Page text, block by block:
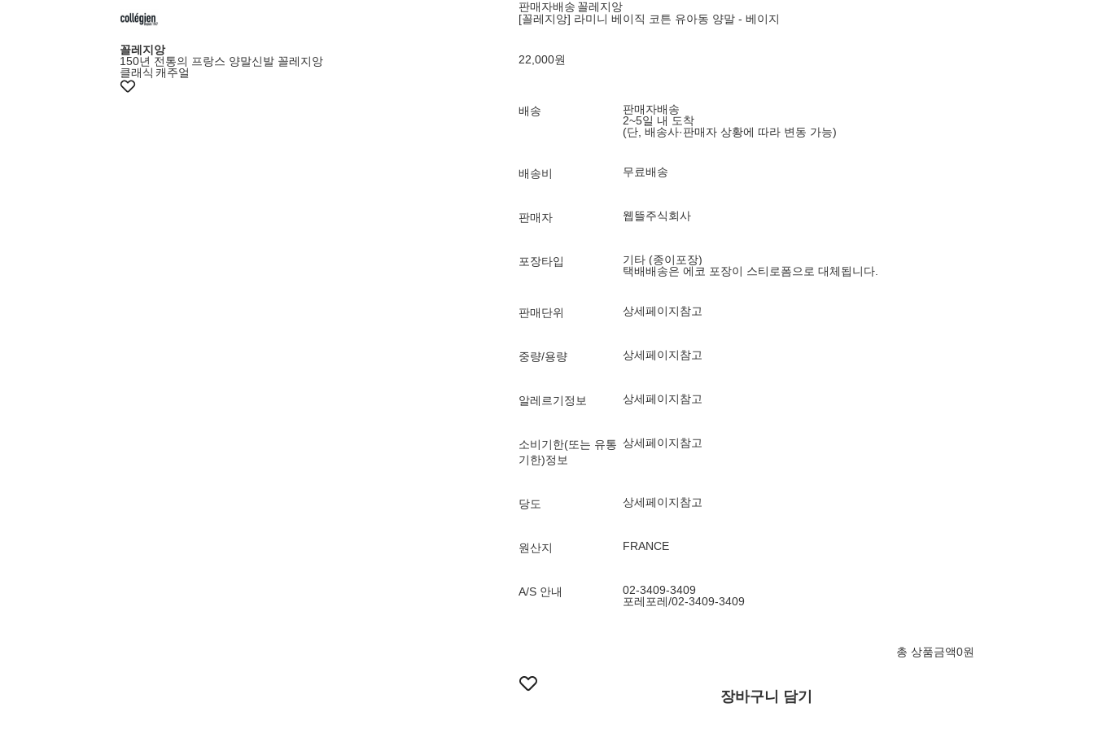
꼴레지앙
150년 전통의 프랑스 양말신발 꼴레지앙
클래식 캐주얼
판매자배송 꼴레지앙
[꼴레지앙] 라미니 베이직 코튼 유아동 양말 - 베이지
22,000원
배송
판매자배송
2~5일 내 도착
(단, 배송사·판매자 상황에 따라 변동 가능)
배송비 무료배송
판매자 웹뜰주식회사
포장타입
기타 (종이포장)
택배배송은 에코 포장이 스티로폼으로 대체됩니다.
판매단위 상세페이지참고
중량/용량 상세페이지참고
알레르기정보 상세페이지참고
소비기한(또는 유통
기한)정보
상세페이지참고
당도 상세페이지참고
원산지 FRANCE
A/S 안내
02-3409-3409
포레포레/02-3409-3409
총 상품금액0원
장바구니 담기